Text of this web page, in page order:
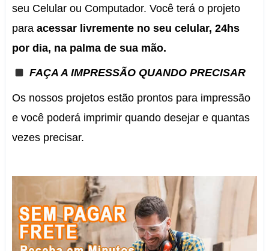
seu Celular ou Computador. Você terá o projeto
para acessar livremente no seu celular, 24hs
por dia, na palma de sua mão.
FAÇA A IMPRESSÃO QUANDO PRECISAR
Os nossos projetos estão prontos para impressão
e você poderá imprimir quando desejar e quantas
vezes precisar.